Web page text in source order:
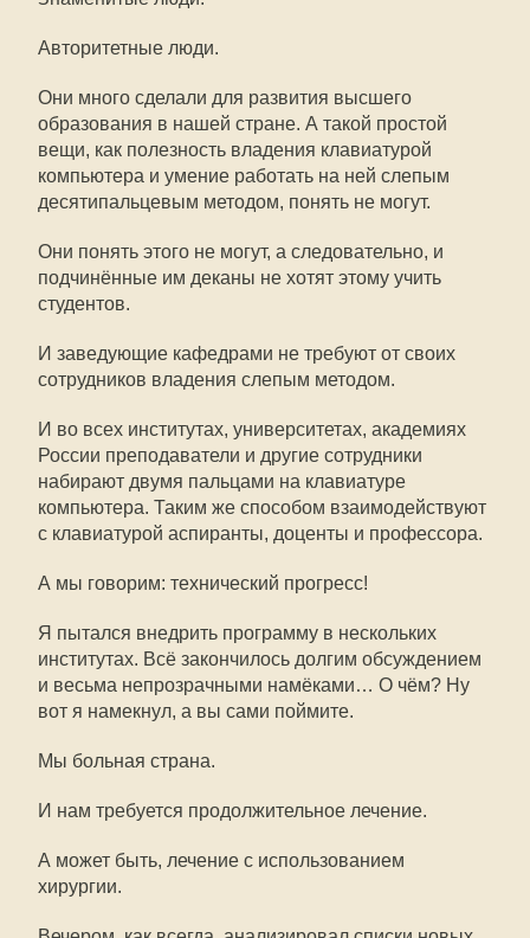
Авторитетные люди.
Они много сделали для развития высшего
образования в нашей стране. А такой простой
вещи, как полезность владения клавиатурой
компьютера и умение работать на ней слепым
десятипальцевым методом, понять не могут.
Они понять этого не могут, а следовательно, и
подчинённые им деканы не хотят этому учить
студентов.
И заведующие кафедрами не требуют от своих
сотрудников владения слепым методом.
И во всех институтах, университетах, академиях
России преподаватели и другие сотрудники
набирают двумя пальцами на клавиатуре
компьютера. Таким же способом взаимодействуют
с клавиатурой аспиранты, доценты и профессора.
А мы говорим: технический прогресс!
Я пытался внедрить программу в нескольких
институтах. Всё закончилось долгим обсуждением
и весьма непрозрачными намёками… О чём? Ну
вот я намекнул, а вы сами поймите.
Мы больная страна.
И нам требуется продолжительное лечение.
А может быть, лечение с использованием
хирургии.